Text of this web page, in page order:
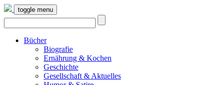
toggle menu
Bücher
Biografie
Ernährung & Kochen
Geschichte
Gesellschaft & Aktuelles